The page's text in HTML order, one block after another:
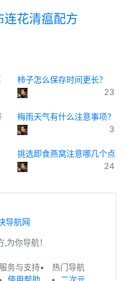
连花清瘟配方
柿子怎么保存时间更长？
23
梅雨天气有什么注意事项？
3
挑选即食燕窝注意哪几个点
24
,为你导航！
服务与支持
热门导航